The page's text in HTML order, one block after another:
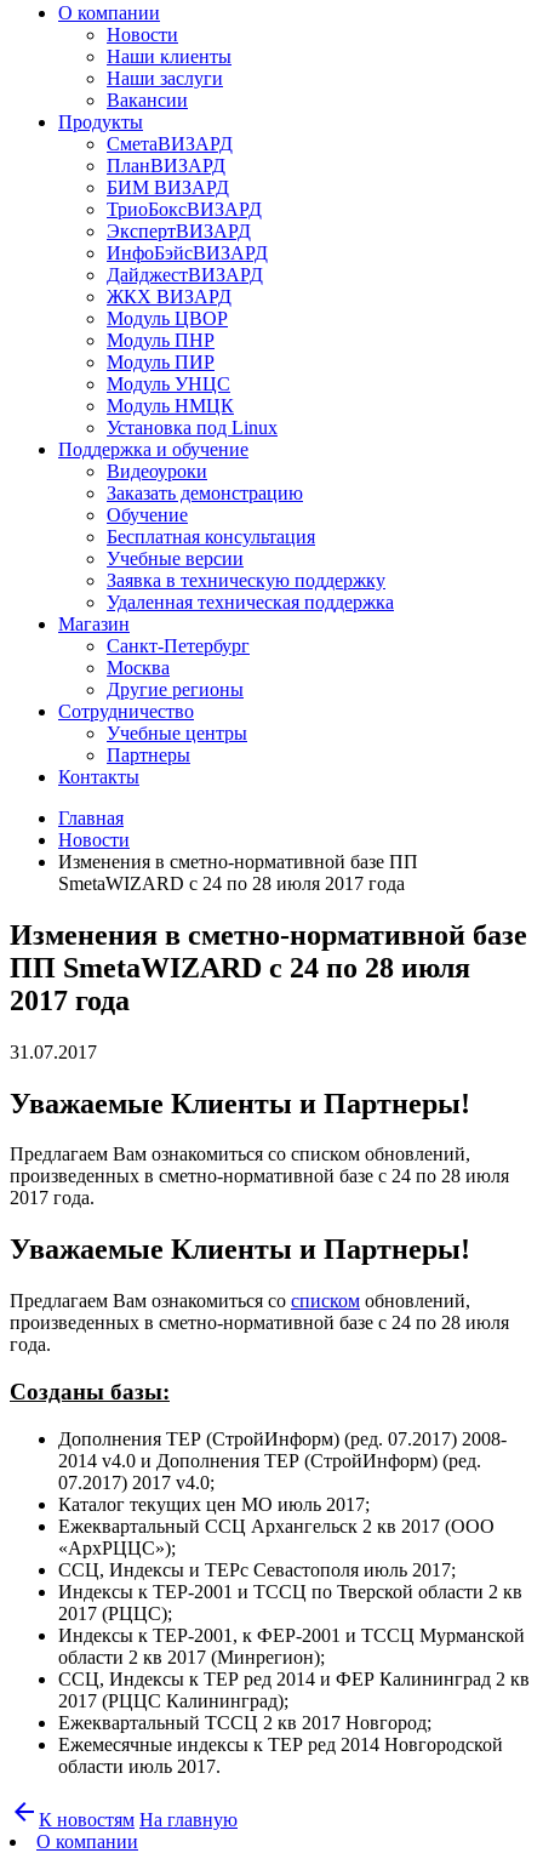
О компании
Новости
Наши клиенты
Наши заслуги
Вакансии
Продукты
СметаВИЗАРД
ПланВИЗАРД
БИМ ВИЗАРД
ТриоБоксВИЗАРД
ЭкспертВИЗАРД
ИнфоБэйсВИЗАРД
ДайджестВИЗАРД
ЖКХ ВИЗАРД
Модуль ЦВОР
Модуль ПНР
Модуль ПИР
Модуль УНЦС
Модуль НМЦК
Установка под Linux
Поддержка и обучение
Видеоуроки
Заказать демонстрацию
Обучение
Бесплатная консультация
Учебные версии
Заявка в техническую поддержку
Удаленная техническая поддержка
Магазин
Санкт-Петербург
Москва
Другие регионы
Сотрудничество
Учебные центры
Партнеры
Контакты
Главная
Новости
Изменения в сметно-нормативной базе ПП
SmetaWIZARD с 24 по 28 июля 2017 года
Изменения в сметно-нормативной базе
ПП SmetaWIZARD с 24 по 28 июля
2017 года
31.07.2017
Уважаемые Клиенты и Партнеры!
Предлагаем Вам ознакомиться со списком обновлений,
произведенных в сметно-нормативной базе с 24 по 28 июля
2017 года.
Уважаемые Клиенты и Партнеры!
Предлагаем Вам ознакомиться со списком обновлений,
произведенных в сметно-нормативной базе с 24 по 28 июля
года.
Созданы базы:
Дополнения ТЕР (СтройИнформ) (ред. 07.2017) 2008-
2014 v4.0 и Дополнения ТЕР (СтройИнформ) (ред.
07.2017) 2017 v4.0;
Каталог текущих цен МО июль 2017;
Ежеквартальный ССЦ Архангельск 2 кв 2017 (ООО
«АрхРЦЦС»);
ССЦ, Индексы и ТЕРс Севастополя июль 2017;
Индексы к ТЕР-2001 и ТССЦ по Тверской области 2 кв
2017 (РЦЦС);
Индексы к ТЕР-2001, к ФЕР-2001 и ТССЦ Мурманской
области 2 кв 2017 (Минрегион);
ССЦ, Индексы к ТЕР ред 2014 и ФЕР Калининград 2 кв
2017 (РЦЦС Калининград);
Ежеквартальный ТССЦ 2 кв 2017 Новгород;
Ежемесячные индексы к ТЕР ред 2014 Новгородской
области июль 2017.
arrow_back К новостям На главную
О компании